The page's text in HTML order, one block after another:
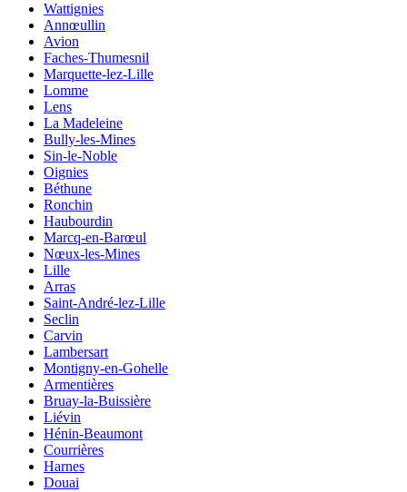
Wattignies
Annœullin
Avion
Faches-Thumesnil
Marquette-lez-Lille
Lomme
Lens
La Madeleine
Bully-les-Mines
Sin-le-Noble
Oignies
Béthune
Ronchin
Haubourdin
Marcq-en-Barœul
Nœux-les-Mines
Lille
Arras
Saint-André-lez-Lille
Seclin
Carvin
Lambersart
Montigny-en-Gohelle
Armentières
Bruay-la-Buissière
Liévin
Hénin-Beaumont
Courrières
Harnes
Douai